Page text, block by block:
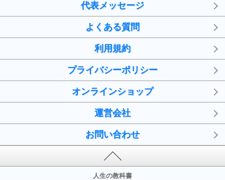
代表メッセージ
よくある質問
利用規約
プライバシーポリシー
オンラインショップ
運営会社
お問い合わせ
人生の教科書